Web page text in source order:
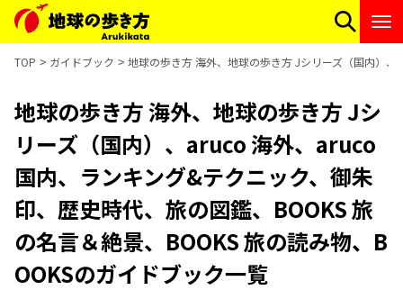
TOP ガイドブック 地球の歩き方 海外、地球の歩き方 Jシリーズ（国内）
地球の歩き方 海外、地球の歩き方 Jシ
リーズ（国内）、aruco 海外、aruco
国内、ランキング&テクニック、御朱
印、歴史時代、旅の図鑑、BOOKS 旅
の名言＆絶景、BOOKS 旅の読み物、B
OOKSのガイドブック一覧